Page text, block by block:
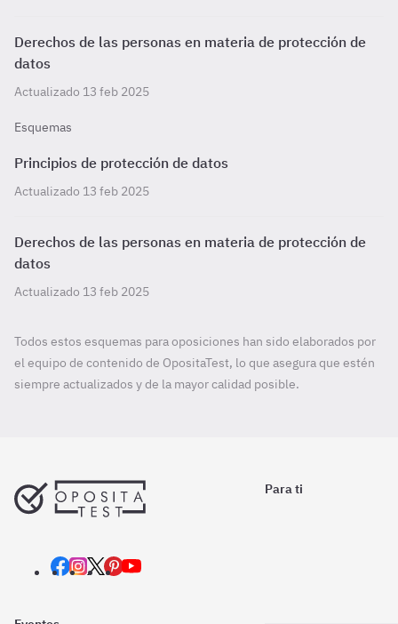
Derechos de las personas en materia de protección de
datos
Actualizado 13 feb 2025
Esquemas
Principios de protección de datos
Actualizado 13 feb 2025
Derechos de las personas en materia de protección de
datos
Actualizado 13 feb 2025
Todos estos esquemas para oposiciones han sido elaborados por
el equipo de contenido de OpositaTest, lo que asegura que estén
siempre actualizados y de la mayor calidad posible.
Para ti